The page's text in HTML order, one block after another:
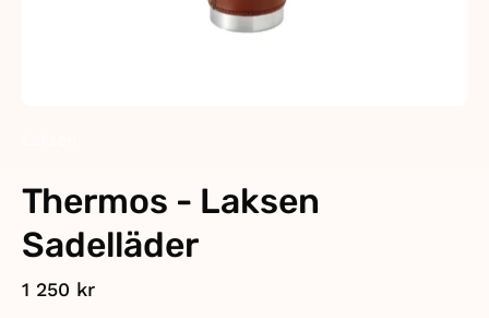
Thermos - Laksen
Sadelläder
1 250 kr